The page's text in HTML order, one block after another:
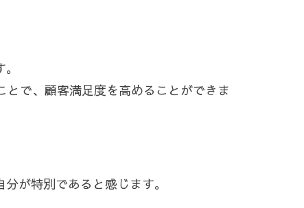
で、顧客満足度を高めることができま
が特別であると感じます。